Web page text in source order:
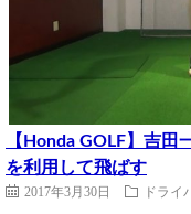
【Honda GOLF】吉田
を利用して飛ばす
2017年3月30日 ドライ